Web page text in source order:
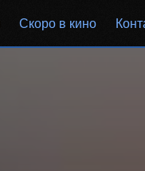
Скоро в кино